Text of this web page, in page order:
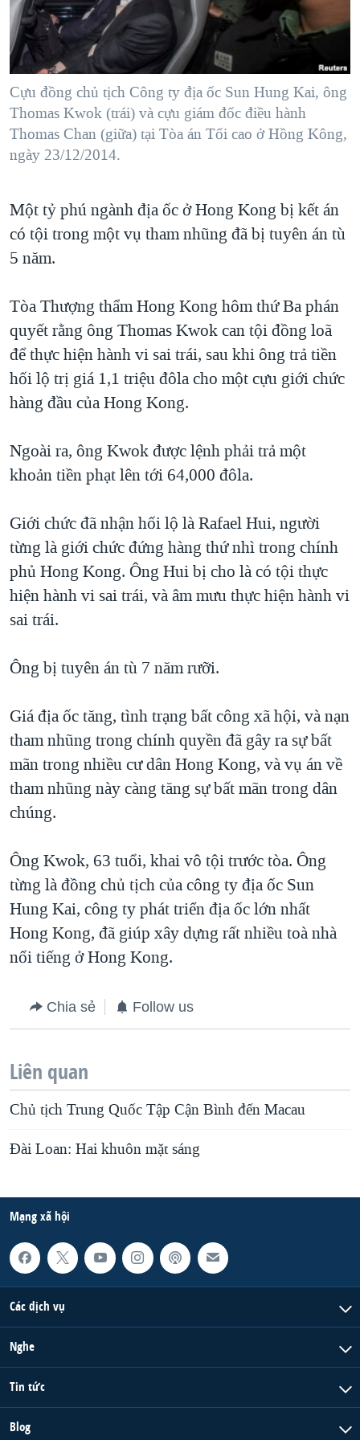
"Tìm"NGƯỜI VIỆT HẢI NGOẠI
ĐỜI SỐNG
KINH TẾ
KHOA HỌC
SỨC KHOẺ
VĂN HOÁ
GIÁO DỤC
TẠI
HÀNH TRÌNH BẦU CỬ 2024
MỘT NĂM CHIẾN TRANH TẠI DẢI GAZA
GIẢI MÃ VÀNH ĐAI & CON ĐƯỜNG
NGÀY TỊ NẠN THẾ GIỚI
TRỊNH VĨNH BÌNH - NGƯỜI HẠ 'BÊN THẮNG CUỘC'
CHI PHÍ CHIẾN TRANH AFGHANISTAN
CÁC GIÁ TRỊ CỘNG HÒA Ở VIỆT NAM
THƯỢNG ĐỈNH TRUMP-KIM TẠI VIỆT NAM
NGƯ DÂN VIỆT VÀ LÀN SÓNG TRỘM HẢI SÂM
BÊN KIA QUỐC LỘ: TIẾNG VỌNG TỪ NÔNG THÔN MỸ
QUAN HỆ VIỆT MỸ
VIDEO
NGHE
MẠNG XÃ HỘI
Ngôn ngữ khác
Cựu đồng chủ tịch Công ty địa ốc Sun Hung Kai, ông
Thomas Kwok (trái) và cựu giám đốc điều hành
Thomas Chan (giữa) tại Tòa án Tối cao ở Hồng Kông,
ngày 23/12/2014.
Một tỷ phú ngành địa ốc ở Hong Kong bị kết án
có tội trong một vụ tham nhũng đã bị tuyên án tù
5 năm.
Tòa Thượng thẩm Hong Kong hôm thứ Ba phán
quyết rằng ông Thomas Kwok can tội đồng loã
để thực hiện hành vi sai trái, sau khi ông trả tiền
hối lộ trị giá 1,1 triệu đôla cho một cựu giới chức
hàng đầu của Hong Kong.
Ngoài ra, ông Kwok được lệnh phải trả một
khoản tiền phạt lên tới 64,000 đôla.
Giới chức đã nhận hối lộ là Rafael Hui, người
từng là giới chức đứng hàng thứ nhì trong chính
phủ Hong Kong. Ông Hui bị cho là có tội thực
hiện hành vi sai trái, và âm mưu thực hiện hành vi
sai trái.
Ông bị tuyên án tù 7 năm rưỡi.
Giá địa ốc tăng, tình trạng bất công xã hội, và nạn
tham nhũng trong chính quyền đã gây ra sự bất
mãn trong nhiều cư dân Hong Kong, và vụ án về
tham nhũng này càng tăng sự bất mãn trong dân
chúng.
Ông Kwok, 63 tuổi, khai vô tội trước tòa. Ông
từng là đồng chủ tịch của công ty địa ốc Sun
Hung Kai, công ty phát triển địa ốc lớn nhất
Hong Kong, đã giúp xây dựng rất nhiều toà nhà
nổi tiếng ở Hong Kong.
Chia sẻ Follow us
Liên quan
Chủ tịch Trung Quốc Tập Cận Bình đến Macau
Đài Loan: Hai khuôn mặt sáng
Mạng xã hội
Các dịch vụ
Nghe
Tin tức
Blog